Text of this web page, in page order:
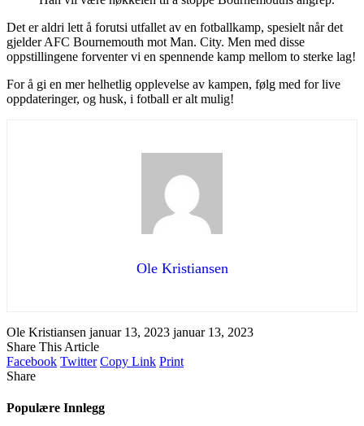
Det er aldri lett å forutsi utfallet av en fotballkamp, spesielt når det
gjelder AFC Bournemouth mot Man. City. Men med disse
oppstillingene forventer vi en spennende kamp mellom to sterke lag!
For å gi en mer helhetlig opplevelse av kampen, følg med for live
oppdateringer, og husk, i fotball er alt mulig!
Ole Kristiansen
Ole Kristiansen januar 13, 2023 januar 13, 2023
Share This Article
Facebook Twitter Copy Link Print
Share
Populære Innlegg